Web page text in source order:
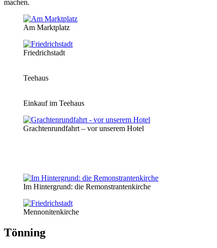
machen.
Am Marktplatz
Friedrichstadt
Teehaus
Einkauf im Teehaus
Grachtenrundfahrt – vor unserem Hotel
Im Hintergrund: die Remonstrantenkirche
Mennonitenkirche
Tönning